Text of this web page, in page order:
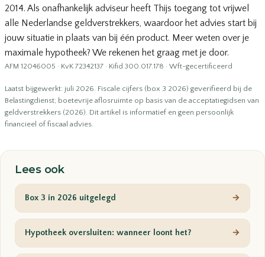
2014. Als onafhankelijk adviseur heeft Thijs toegang tot vrijwel
alle Nederlandse geldverstrekkers, waardoor het advies start bij
jouw situatie in plaats van bij één product. Meer weten over je
maximale hypotheek? We rekenen het graag met je door.
AFM 12046005 · KvK 72342137 · Kifid 300.017.178 · Wft-gecertificeerd
Laatst bijgewerkt: juli 2026. Fiscale cijfers (box 3 2026) geverifieerd bij de
Belastingdienst; boetevrije aflosruimte op basis van de acceptatiegidsen van
geldverstrekkers (2026). Dit artikel is informatief en geen persoonlijk
financieel of fiscaal advies.
Lees ook
Box 3 in 2026 uitgelegd →
Hypotheek oversluiten: wanneer loont het? →